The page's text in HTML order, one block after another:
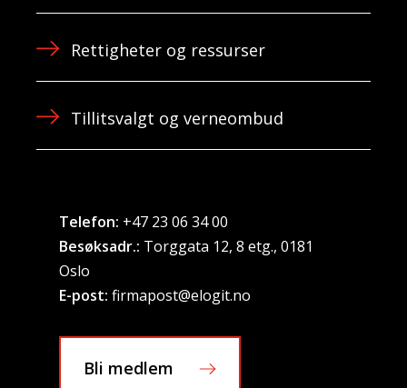
Rettigheter og ressurser
Tillitsvalgt og verneombud
Telefon: +47 23 06 34 00
Besøksadr.: Torggata 12, 8 etg., 0181
Oslo
E-post: firmapost@elogit.no
Bli medlem